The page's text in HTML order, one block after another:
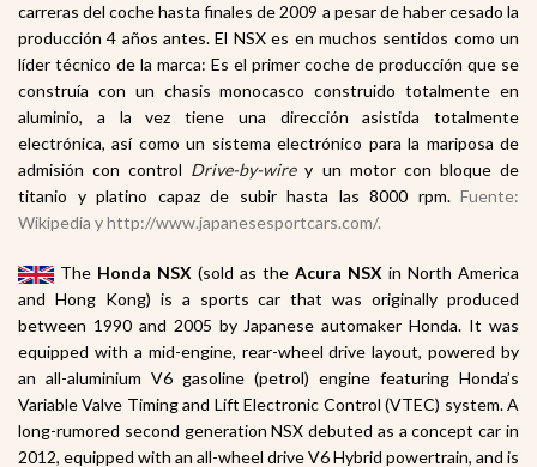
carreras del coche hasta finales de 2009 a pesar de haber cesado la
producción 4 años antes. El NSX es en muchos sentidos como un
líder técnico de la marca: Es el primer coche de producción que se
construía con un chasis monocasco construido totalmente en
aluminio, a la vez tiene una dirección asistida totalmente
electrónica, así como un sistema electrónico para la mariposa de
admisión con control Drive-by-wirey un motor con bloque de
titanio y platino capaz de subir hasta las 8000 rpm. Fuente:
Wikipedia y http://www.japanesesportcars.com/.
The Honda NSX (sold as the Acura NSX in North America
and Hong Kong) is a sports car that was originally produced
between 1990 and 2005 by Japanese automaker Honda. It was
equipped with a mid-engine, rear-wheel drive layout, powered by
an all-aluminium V6 gasoline (petrol) engine featuring Honda’s
Variable Valve Timingand Lift Electronic Control (VTEC) system. A
long-rumored second generation NSX debuted as a concept car in
2012, equipped with an all-wheel driveV6 Hybrid powertrain, and is